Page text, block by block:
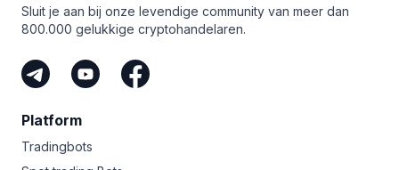
smart orderszoals Scaled en TWAP tot trading bots
zoalsGRID,DCAenCOMBOfutures, je hebt een fortuin
proefperiode van zeven dagen en test
de geavanceerde GRID bot!
Sluit je aan bij onze levendige community van meer dan
800.000 gelukkige cryptohandelaren.
Platform
Tradingbots